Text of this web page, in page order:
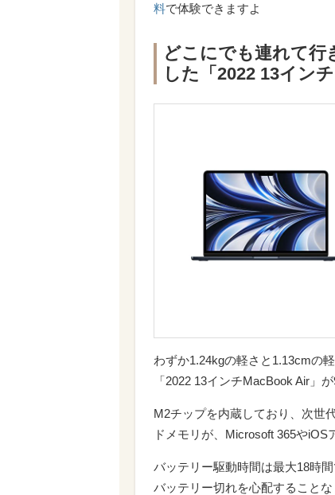
料で体験できますよ
どこにでも連れて行
した「2022 13イン
わずか1.24kgの軽さと1.13cmの
「2022 13インチMacBook Air」
M2チップを内蔵しており、次世
ドメモリが、Microsoft 365やiOS
バッテリー駆動時間は最大18時
バッテリー切れを心配すること